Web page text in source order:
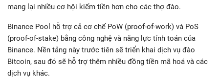
mang lại nhiều cơ hội kiếm tiền hơn cho các thợ đào.
Binance Pool hỗ trợ cả cơ chế PoW (proof-of-work) và PoS
(proof-of-stake) bằng công nghệ và năng lực tính toán của
Binance. Nền tảng này trước tiên sẽ triển khai dịch vụ đào
Bitcoin, sau đó sẽ hỗ trợ thêm nhiều đồng tiền mã hoá và các
dịch vụ khác.